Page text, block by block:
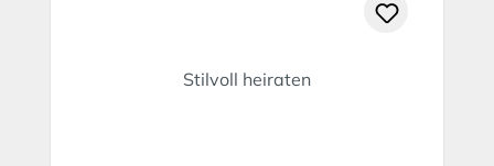
Stilvoll heiraten